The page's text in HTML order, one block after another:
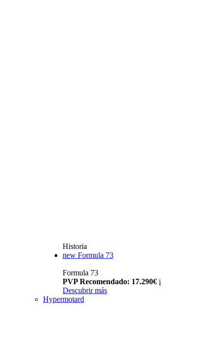
Historia
new Formula 73
Formula 73
PVP Recomendado: 17.290€ i
Descubrir más
Hypermotard